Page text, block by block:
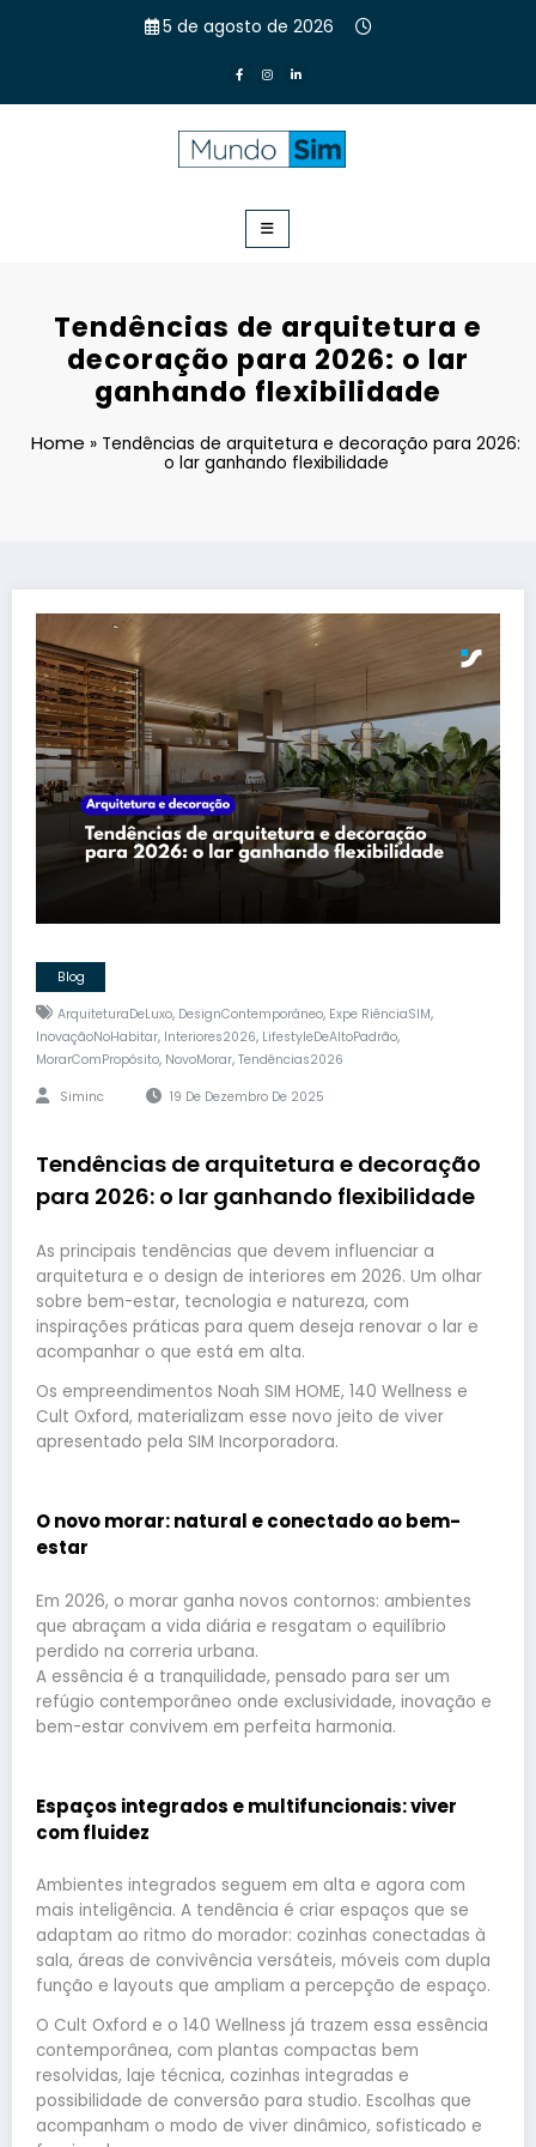
5 de agosto de 2026
referência na incorporação imobiliária e construção civil no
estado de Goiás.
Tendências de arquitetura e
decoração para 2026: o lar
ganhando flexibilidade
Home » Tendências de arquitetura e decoração para 2026:
o lar ganhando flexibilidade
Blog
ArquiteturaDeLuxo, DesignContemporâneo, Expe RiênciaSIM,
InovaçãoNoHabitar, Interiores2026, LifestyleDeAltoPadrão,
MorarComPropósito, NovoMorar, Tendências2026
Siminc 19 De Dezembro De 2025
Tendências de arquitetura e decoração
para 2026: o lar ganhando flexibilidade
As principais tendências que devem influenciar a
arquitetura e o design de interiores em 2026. Um olhar
sobre bem-estar, tecnologia e natureza, com
inspirações práticas para quem deseja renovar o lar e
acompanhar o que está em alta.
Os empreendimentos Noah SIM HOME, 140 Wellness e
Cult Oxford, materializam esse novo jeito de viver
apresentado pela SIM Incorporadora.
O novo morar: natural e conectado ao bem-
estar
Em 2026, o morar ganha novos contornos: ambientes
que abraçam a vida diária e resgatam o equilíbrio
perdido na correria urbana.
A essência é a tranquilidade, pensado para ser um
refúgio contemporâneo onde exclusividade, inovação e
bem-estar convivem em perfeita harmonia.
Espaços integrados e multifuncionais: viver
com fluidez
Ambientes integrados seguem em alta e agora com
mais inteligência. A tendência é criar espaços que se
adaptam ao ritmo do morador: cozinhas conectadas à
sala, áreas de convivência versáteis, móveis com dupla
função e layouts que ampliam a percepção de espaço.
O Cult Oxford e o 140 Wellness já trazem essa essência
contemporânea, com plantas compactas bem
resolvidas, laje técnica, cozinhas integradas e
possibilidade de conversão para studio. Escolhas que
acompanham o modo de viver dinâmico, sofisticado e